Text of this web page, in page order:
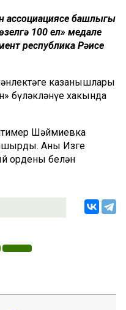
ассоциациясе башлыгы
100 ел» медале
республика Рәисе
казанышлары
бүләкләнүе хакында
Шәймиевка
Аны Изге
ордены белән